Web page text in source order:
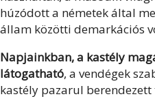
húzódott a németek által
állam közötti demarkációs
Napjainkban, a kastély
látogatható, a vendégek
kastély pazarul